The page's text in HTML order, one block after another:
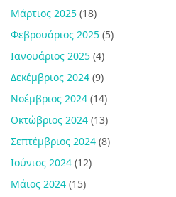
Μάρτιος 2025 (18)
Φεβρουάριος 2025 (5)
Ιανουάριος 2025 (4)
Δεκέμβριος 2024 (9)
Νοέμβριος 2024 (14)
Οκτώβριος 2024 (13)
Σεπτέμβριος 2024 (8)
Ιούνιος 2024 (12)
Μάιος 2024 (15)